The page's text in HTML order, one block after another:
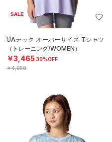
SALE
UAテック オーバーサイズ Tシャツ
（トレーニング/WOMEN）
￥3,465 30%OFF
￥4,950